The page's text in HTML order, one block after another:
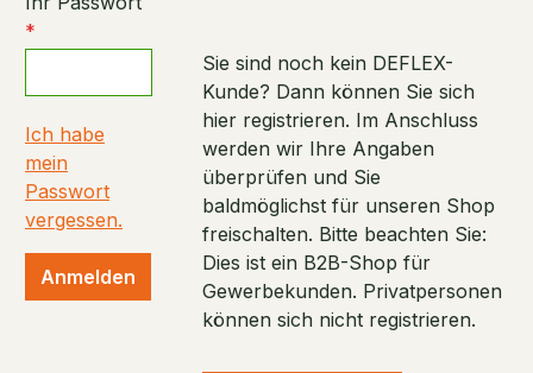
*
Ich habe
mein
Passwort
vergessen.
Anmelden
Sie sind noch kein DEFLEX-
Kunde? Dann können Sie sich
hier registrieren. Im Anschluss
werden wir Ihre Angaben
überprüfen und Sie
baldmöglichst für unseren Shop
freischalten. Bitte beachten Sie:
Dies ist ein B2B-Shop für
Gewerbekunden. Privatpersonen
können sich nicht registrieren.